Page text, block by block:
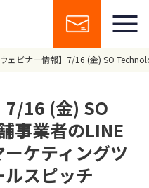
ウェビナー情報】7/16 (金) SO
7/16 (金) SO
事業者のLINE
ケティングツ
スピッチ